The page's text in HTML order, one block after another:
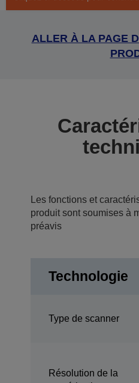
ALLER À LA PAGE
Les fonctions et
produit sont soumises à
préavis
Technologie
Type de scanner
Résolution de la